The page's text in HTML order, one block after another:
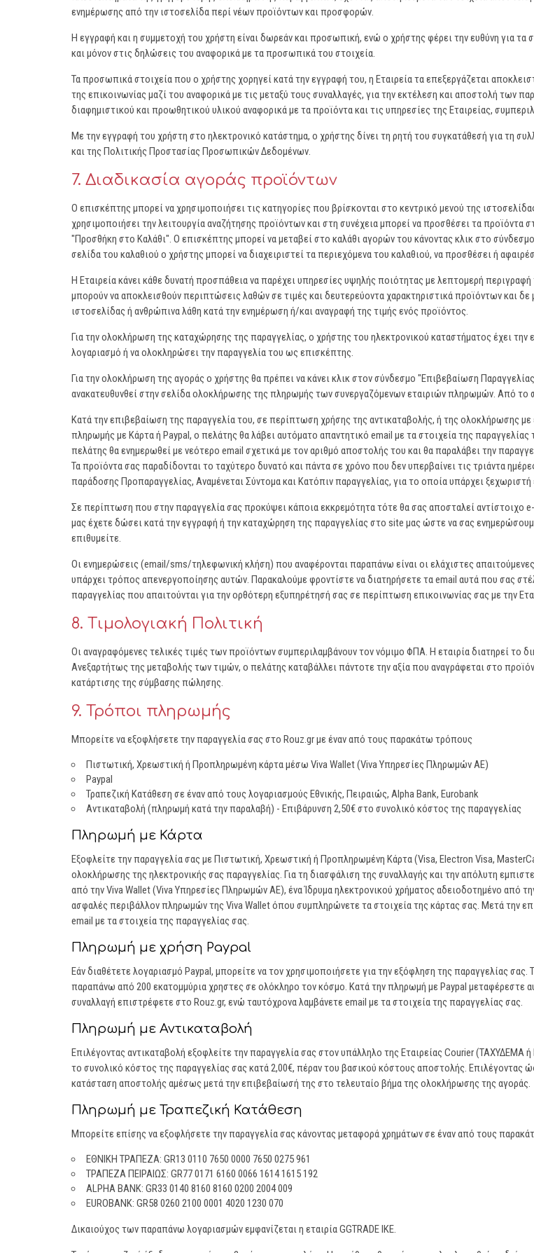
ενημέρωσης από την ιστοσελίδα περί νέων προϊόντων και προσφορών.
Η εγγραφή και η συμμετοχή του χρήστη είναι δωρεάν και προσωπική, ενώ ο χρήστης φέρει την ευθύνη για
και μόνον στις δηλώσεις του αναφορικά με τα προσωπικά του στοιχεία.
Τα προσωπικά στοιχεία που ο χρήστης χορηγεί κατά την εγγραφή του, η Εταιρεία τα επεξεργάζεται
της επικοινωνίας μαζί του αναφορικά με τις μεταξύ τους συναλλαγές, για την εκτέλεση και αποστολή των
διαφημιστικού και προωθητικού υλικού αναφορικά με τα προϊόντα και τις υπηρεσίες της Εταιρείας,
Με την εγγραφή του χρήστη στο ηλεκτρονικό κατάστημα, ο χρήστης δίνει τη ρητή του συγκατάθεσή για τη
και της Πολιτικής Προστασίας Προσωπικών Δεδομένων.
7. Διαδικασία αγοράς προϊόντων
Ο επισκέπτης μπορεί να χρησιμοποιήσει τις κατηγορίες που βρίσκονται στο κεντρικό μενού της
χρησιμοποιήσει την λειτουργία αναζήτησης προϊόντων και στη συνέχεια μπορεί να προσθέσει τα
"Προσθήκη στο Καλάθι". Ο επισκέπτης μπορεί να μεταβεί στο καλάθι αγορών του κάνοντας κλικ στο
σελίδα του καλαθιού ο χρήστης μπορεί να διαχειριστεί τα περιεχόμενα του καλαθιού, να προσθέσει ή
Η Εταιρεία κάνει κάθε δυνατή προσπάθεια να παρέχει υπηρεσίες υψηλής ποιότητας με λεπτομερή
μπορούν να αποκλεισθούν περιπτώσεις λαθών σε τιμές και δευτερεύοντα χαρακτηριστικά προϊόντων και
ιστοσελίδας ή ανθρώπινα λάθη κατά την ενημέρωση ή/και αναγραφή της τιμής ενός προϊόντος.
Για την ολοκλήρωση της καταχώρησης της παραγγελίας, ο χρήστης του ηλεκτρονικού καταστήματος έχει
λογαριασμό ή να ολοκληρώσει την παραγγελία του ως επισκέπτης.
Για την ολοκλήρωση της αγοράς ο χρήστης θα πρέπει να κάνει κλικ στον σύνδεσμο "Επιβεβαίωση
ανακατευθυνθεί στην σελίδα ολοκλήρωσης της πληρωμής των συνεργαζόμενων εταιριών πληρωμών. Από το
Κατά την επιβεβαίωση της παραγγελία του, σε περίπτωση χρήσης της αντικαταβολής, ή της ολοκλήρωσης
πληρωμής με Κάρτα ή Paypal, ο πελάτης θα λάβει αυτόματο απαντητικό email με τα στοιχεία της
πελάτης θα ενημερωθεί με νεότερο email σχετικά με τον αριθμό αποστολής του και θα παραλάβει την
Τα προϊόντα σας παραδίδονται το ταχύτερο δυνατό και πάντα σε χρόνο που δεν υπερβαίνει τις τριάντα
παράδοσης Προπαραγγελίας, Αναμένεται Σύντομα και Κατόπιν παραγγελίας, για το οποία υπάρχει
Σε περίπτωση που στην παραγγελία σας προκύψει κάποια εκκρεμότητα τότε θα σας αποσταλεί αντίστοιχο
μας έχετε δώσει κατά την εγγραφή ή την καταχώρηση της παραγγελίας στο site μας ώστε να σας
επιθυμείτε.
Οι ενημερώσεις (email/sms/τηλεφωνική κλήση) που αναφέρονται παραπάνω είναι οι ελάχιστες
υπάρχει τρόπος απενεργοποίησης αυτών. Παρακαλούμε φροντίστε να διατηρήσετε τα email αυτά που σας
παραγγελίας που απαιτούνται για την ορθότερη εξυπηρέτησή σας σε περίπτωση επικοινωνίας σας με την
8. Τιμολογιακή Πολιτική
Οι αναγραφόμενες τελικές τιμές των προϊόντων συμπεριλαμβάνουν τον νόμιμο ΦΠΑ. Η εταιρία διατηρεί
Ανεξαρτήτως της μεταβολής των τιμών, ο πελάτης καταβάλλει πάντοτε την αξία που αναγράφεται στο
κατάρτισης της σύμβασης πώλησης.
9. Τρόποι πληρωμής
Μπορείτε να εξοφλήσετε την παραγγελία σας στο Rouz.gr με έναν από τους παρακάτω τρόπους
Πιστωτική, Χρεωστική ή Προπληρωμένη κάρτα μέσω Viva Wallet (Viva Υπηρεσίες Πληρωμών ΑΕ)
Paypal
Τραπεζική Κατάθεση σε έναν από τους λογαριασμούς Εθνικής, Πειραιώς, Alpha Bank, Eurobank
Αντικαταβολή (πληρωμή κατά την παραλαβή) - Επιβάρυνση 2,50€ στο συνολικό κόστος της παραγγελίας
Πληρωμή με Κάρτα
Εξοφλείτε την παραγγελία σας με Πιστωτική, Χρεωστική ή Προπληρωμένη Κάρτα (Visa, Electron Visa,
ολοκλήρωσης της ηλεκτρονικής σας παραγγελίας. Για τη διασφάλιση της συναλλαγής και την απόλυτη
από την Viva Wallet (Viva Υπηρεσίες Πληρωμών ΑΕ), ένα Ίδρυμα ηλεκτρονικού χρήματος αδειοδοτημένο από
ασφαλές περιβάλλον πληρωμών της Viva Wallet όπου συμπληρώνετε τα στοιχεία της κάρτας σας. Μετά την
email με τα στοιχεία της παραγγελίας σας.
Πληρωμή με χρήση Paypal
Εάν διαθέτετε λογαριασμό Paypal, μπορείτε να τον χρησιμοποιήσετε για την εξόφληση της παραγγελίας
παραπάνω από 200 εκατομμύρια χρηστες σε ολόκληρο τον κόσμο. Κατά την πληρωμή με Paypal
συναλλαγή επιστρέφετε στο Rouz.gr, ενώ ταυτόχρονα λαμβάνετε email με τα στοιχεία της παραγγελίας σας.
Πληρωμή με Αντικαταβολή
Επιλέγοντας αντικαταβολή εξοφλείτε την παραγγελία σας στον υπάλληλο της Εταιρείας Courier (ΤΑΧΥΔΕΜΑ
το συνολικό κόστος της παραγγελίας σας κατά 2,00€, πέραν του βασικού κόστους αποστολής. Επιλέγοντας
κατάσταση αποστολής αμέσως μετά την επιβεβαίωσή της στο τελευταίο βήμα της ολοκλήρωσης της αγοράς.
Πληρωμή με Τραπεζική Κατάθεση
Μπορείτε επίσης να εξοφλήσετε την παραγγελία σας κάνοντας μεταφορά χρημάτων σε έναν από τους
ΕΘΝΙΚΗ ΤΡΑΠΕΖΑ: GR13 0110 7650 0000 7650 0275 961
ΤΡΑΠΕΖΑ ΠΕΙΡΑΙΩΣ: GR77 0171 6160 0066 1614 1615 192
ALPHA BANK: GR33 0140 8160 8160 0200 2004 009
EUROBANK: GR58 0260 2100 0001 4020 1230 070
Δικαιούχος των παραπάνω λογαριασμών εμφανίζεται η εταιρία GGTRADE IKE.